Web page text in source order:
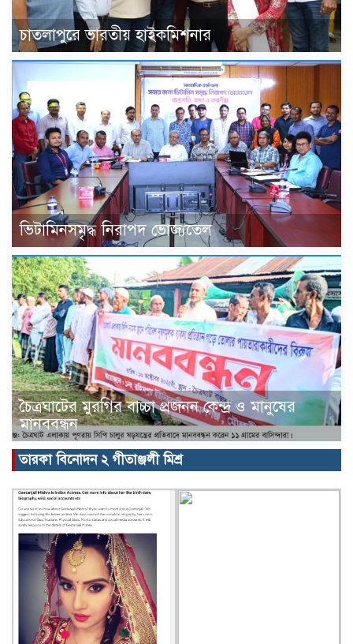
চাতলাপুরে ভারতীয় হাইকমিশনার
ভিটামিনসমৃদ্ধ নিরাপদ ভোজ্যতেল
চৈত্রঘাটের মুরগির বাচ্চা প্রজনন কেন্দ্র ও মানুষের
মানববন্ধন
তারকা বিনোদন ২ গীতাঞ্জলী মিশ্র